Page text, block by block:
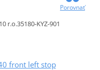
Porovnať
r.o.35180-KYZ-901
front left stop